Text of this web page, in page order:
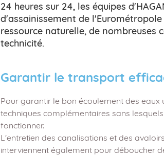
24 heures sur 24, les équipes
d'assainissement de
ressource naturelle, de nombreuses
technicité.
Garantir le transport
Pour garantir le bon écoulement des eaux
techniques complémentaires sans
fonctionner.
L'entretien des canalisations et des
interviennent également pour déboucher